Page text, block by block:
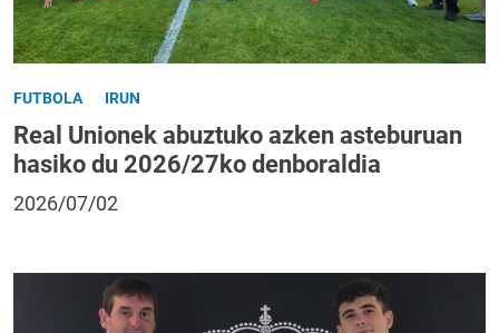
FUTBOLA IRUN
Real Unionek abuztuko azken asteburuan
hasiko du 2026/27ko denboraldia
2026/07/02